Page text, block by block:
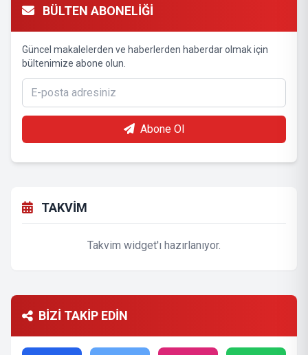
BÜLTEN ABONELİĞİ
Güncel makalelerden ve haberlerden haberdar olmak için
bültenimize abone olun.
Abone Ol
TAKVİM
Takvim widget'ı hazırlanıyor.
BİZİ TAKİP EDİN